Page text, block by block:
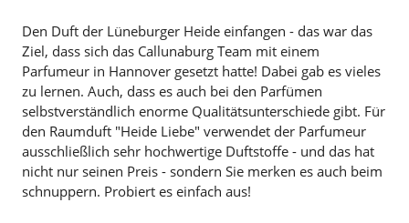
Den Duft der Lüneburger Heide einfangen - das war das
Ziel, dass sich das Callunaburg Team mit einem
Parfumeur in Hannover gesetzt hatte! Dabei gab es vieles
zu lernen. Auch, dass es auch bei den Parfümen
selbstverständlich enorme Qualitätsunterschiede gibt. Für
den Raumduft "Heide Liebe" verwendet der Parfumeur
ausschließlich sehr hochwertige Duftstoffe - und das hat
nicht nur seinen Preis - sondern Sie merken es auch beim
schnuppern. Probiert es einfach aus!